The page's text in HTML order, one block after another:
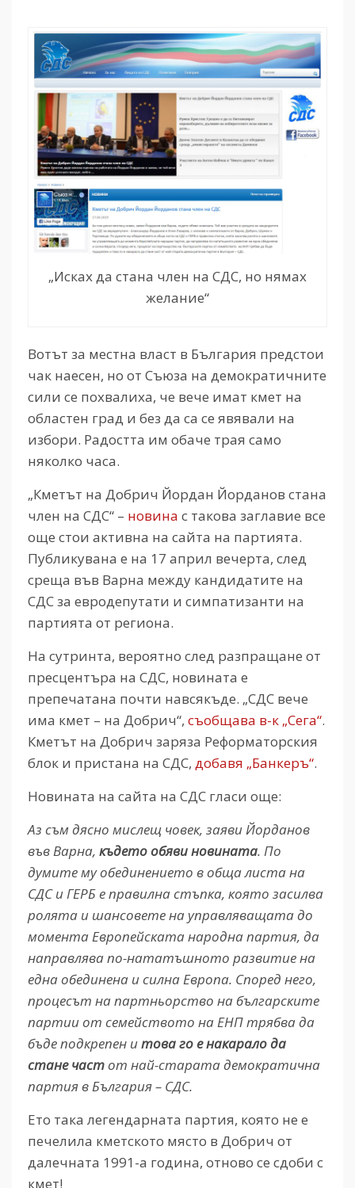
„Исках да стана член на СДС, но нямах
желание“
Вотът за местна власт в България предстои
чак наесен, но от Съюза на демократичните
сили се похвалиха, че вече имат кмет на
областен град и без да са се явявали на
избори. Радостта им обаче трая само
няколко часа.
„Кметът на Добрич Йордан Йорданов стана
член на СДС“ – новина с такова заглавие все
още стои активна на сайта на партията.
Публикувана е на 17 април вечерта, след
среща във Варна между кандидатите на
СДС за евродепутати и симпатизанти на
партията от региона.
На сутринта, вероятно след разпращане от
пресцентъра на СДС, новината е
препечатана почти навсякъде. „СДС вече
има кмет – на Добрич“, съобщава в-к „Сега“.
Кметът на Добрич заряза Реформаторския
блок и пристана на СДС, добавя „Банкеръ“.
Новината на сайта на СДС гласи още:
Аз съм дясно мислещ човек, заяви Йорданов
във Варна, където обяви новината. По
думите му обединението в обща листа на
СДС и ГЕРБ е правилна стъпка, която засилва
ролята и шансовете на управляващата до
момента Европейската народна партия, да
направлява по-нататъшното развитие на
една обединена и силна Европа. Според него,
процесът на партньорство на българските
партии от семейството на ЕНП трябва да
бъде подкрепен итова го е накарало да
стане частот най-старата демократична
партия в България – СДС.
Ето така легендарната партия, която не е
печелила кметското място в Добрич от
далечната 1991-а година, отново се сдоби с
кмет!